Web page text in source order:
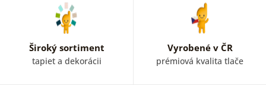
Široký sortiment
tapiet a dekorácii
Vyrobené v ČR
prémiová kvalita tlače